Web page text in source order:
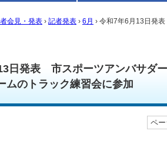
会見・発表 › 記者発表 › 6月 › 令和7年6月13日発
日発表 市スポーツアンバサダ
ムのトラック練習会に参加
ペ